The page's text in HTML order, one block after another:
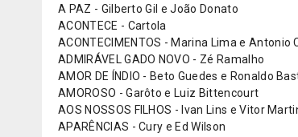
A PAZ - Gilberto Gil e João Donato
ACONTECE - Cartola
ACONTECIMENTOS - Marina Lima e Antonio
ADMIRÁVEL GADO NOVO - Zé Ramalho
AMOR DE ÍNDIO - Beto Guedes e Ronaldo
AMOROSO - Garôto e Luiz Bittencourt
AOS NOSSOS FILHOS - Ivan Lins e Vitor
APARÊNCIAS - Cury e Ed Wilson